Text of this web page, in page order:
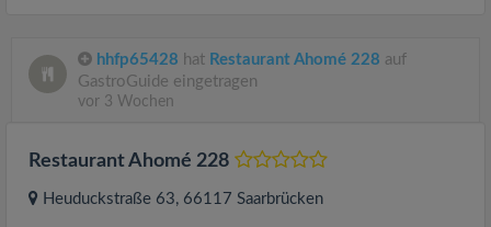
hhfp65428 hat Restaurant Ahomé 228 auf
GastroGuide eingetragen
vor 3 Wochen
Restaurant Ahomé 228
Heuduckstraße 63, 66117 Saarbrücken